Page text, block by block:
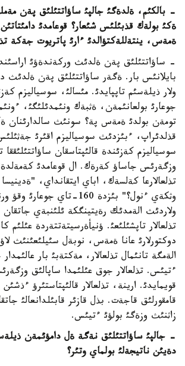
- بالكئم، ةلدةگئ جالپئ ساؤاتتئلئق پةن
ةكئ بولةك قذبئلئس شئعار؟ قوعامدئ
ةمةس، ينتةللةكتؤالدئ ءارئ پاتريوت جةكة
- ساؤاتتئلئق پةن ةلدئث وركةندةؤئ
بايلانئس بار. ةگةر ساؤاتتئلئق پةن ةلدئث
ولار ذيلةسئم تاپپايدئ. مئسالئ، سوسياليزم
جوعارئ بولعانئمةن، ةثبةك ونئمدئلئگئ،
تومةن بولدئ ةمةس پة؟ سونئث سالدارئنان
قذلدئراپ، ءبئزدئث سوسياليزم اقئرئ
سوسياليزم كةزئندة قالئپتاسقان
وزگةرئس جاساؤ كةرةك. ال قوعامدئ
تذلعالارعا كةلسةك، اباي ايتقانداي،
وثكةي ءنول؟" بئزدة 160-تاي
ولاردئث الةمدئك رةيتينگكة ئلئنبةي
تذلعالار تاپشئلئعئ. ؤنيأةرسيتةتتةردة عئلئم
دوكتورلارئ عانا ةمةس، نوبةل سئيلئعئنئث
الةمگة تانئمال تذلعالار، مةكتةبئ بار
ءتيئس. تذلعالار جوق عئلئمدا ساپالئق
قويمايدئ. ارينة، تذلعالار قالئپتاستئرؤ
قامقورلئق قاجةت. بذل قازئر قابئلدانعالئ
زاثنئث وزةگئ بولؤئ ءتيئس.
- جالپئ ساؤاتتئلئق نةگة ةل دامؤئمةن
دةيئن ناتيجةلئ بولماي وتئر؟